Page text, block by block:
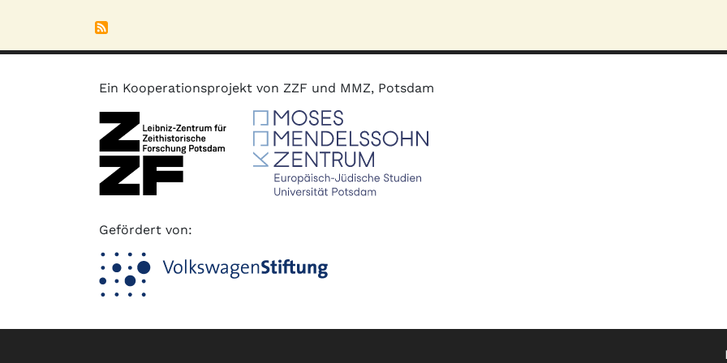
Ein Kooperationsprojekt von ZZF und MMZ, Potsdam
Gefördert von: